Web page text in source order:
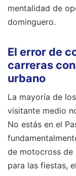
mentalidad de
dominguero.
El error de
carreras
urbano
La mayoría de
visitante medio
No estás en el
de motocross de
para las fiestas,